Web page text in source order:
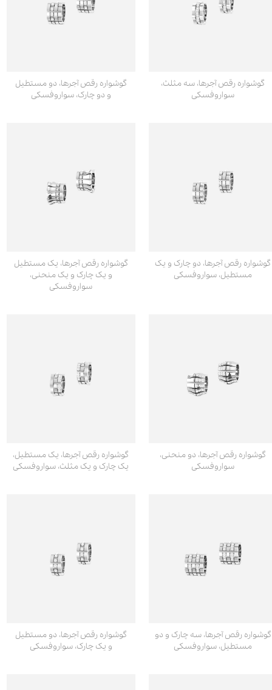
گوشواره رقص آجرها، سه مثلث،
سواروفسکی
گوشواره رقص آجرها، دو مستطیل
و دو چارک، سواروفسکی
گوشواره رقص آجرها، دو چارک و یک
مستطیل، سواروفسکی
گوشواره رقص آجرها، یک مستطیل
و یک چارک و یک منحنی،
سواروفسکی
گوشواره رقص آجرها، دو منحنی،
سواروفسکی
گوشواره رقص آجرها، یک مستطیل،
یک چارک و یک مثلث، سواروفسکی
گوشواره رقص آجرها، سه چارک و دو
مستطیل، سواروفسکی
گوشواره رقص آجرها، دو مستطیل
و یک چارک، سواروفسکی